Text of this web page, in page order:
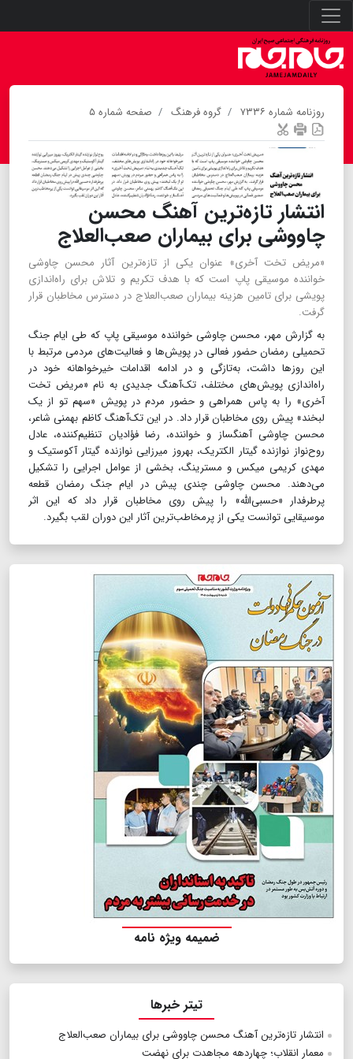
روزنامه شماره ۷۳۳۶ گروه فرهنگ صفحه شماره ۵
انتشار تازه‌ترین آهنگ محسن
چاووشی برای بیماران صعب‌العلاج
«مریض تخت آخری» عنوان یکی از تازه‌ترین آثار محسن چاوشی
خواننده موسیقی پاپ است که با هدف تکریم و تلاش برای راه‌اندازی
پویشی برای تامین هزینه بیماران صعب‌العلاج در دسترس مخاطبان قرار
گرفت.
به گزارش مهر، محسن چاوشی خواننده موسیقی پاپ که طی ایام جنگ
تحمیلی رمضان حضور فعالی در پویش‌ها و فعالیت‌های مردمی مرتبط با
این روزها داشت، به‌تازگی و در ادامه اقدامات خیرخواهانه خود در
راه‌اندازی پویش‌های مختلف، تک‌آهنگ جدیدی به نام «مریض تخت
آخری» را به پاس همراهی و حضور مردم در پویش «سهم تو از یک
لبخند» پیش روی مخاطبان قرار داد. در این تک‌آهنگ کاظم بهمنی شاعر،
محسن چاوشی آهنگساز و خواننده، رضا فؤادیان تنظیم‌کننده، عادل
روح‌نواز نوازنده گیتار الکتریک، بهروز میرزایی نوازنده گیتار آکوستیک و
مهدی کریمی میکس و مسترینگ، بخشی از عوامل اجرایی را تشکیل
می‌دهند. محسن چاوشی چندی پیش در ایام جنگ رمضان قطعه
پرطرفدار «حسبی‌الله» را پیش روی مخاطبان قرار داد که این اثر
موسیقایی توانست یکی از پرمخاطب‌ترین آثار این دوران لقب بگیرد.
ضمیمه ویژه نامه
تیتر خبرها
انتشار تازه‌ترین آهنگ محسن چاووشی برای بیماران صعب‌العلاج
معمار انقلاب؛ چهاردهه مجاهدت برای نهضت